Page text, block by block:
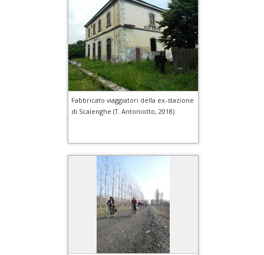
Fabbricato viaggiatori della ex-stazione
di Scalenghe (T. Antoniotto, 2018)